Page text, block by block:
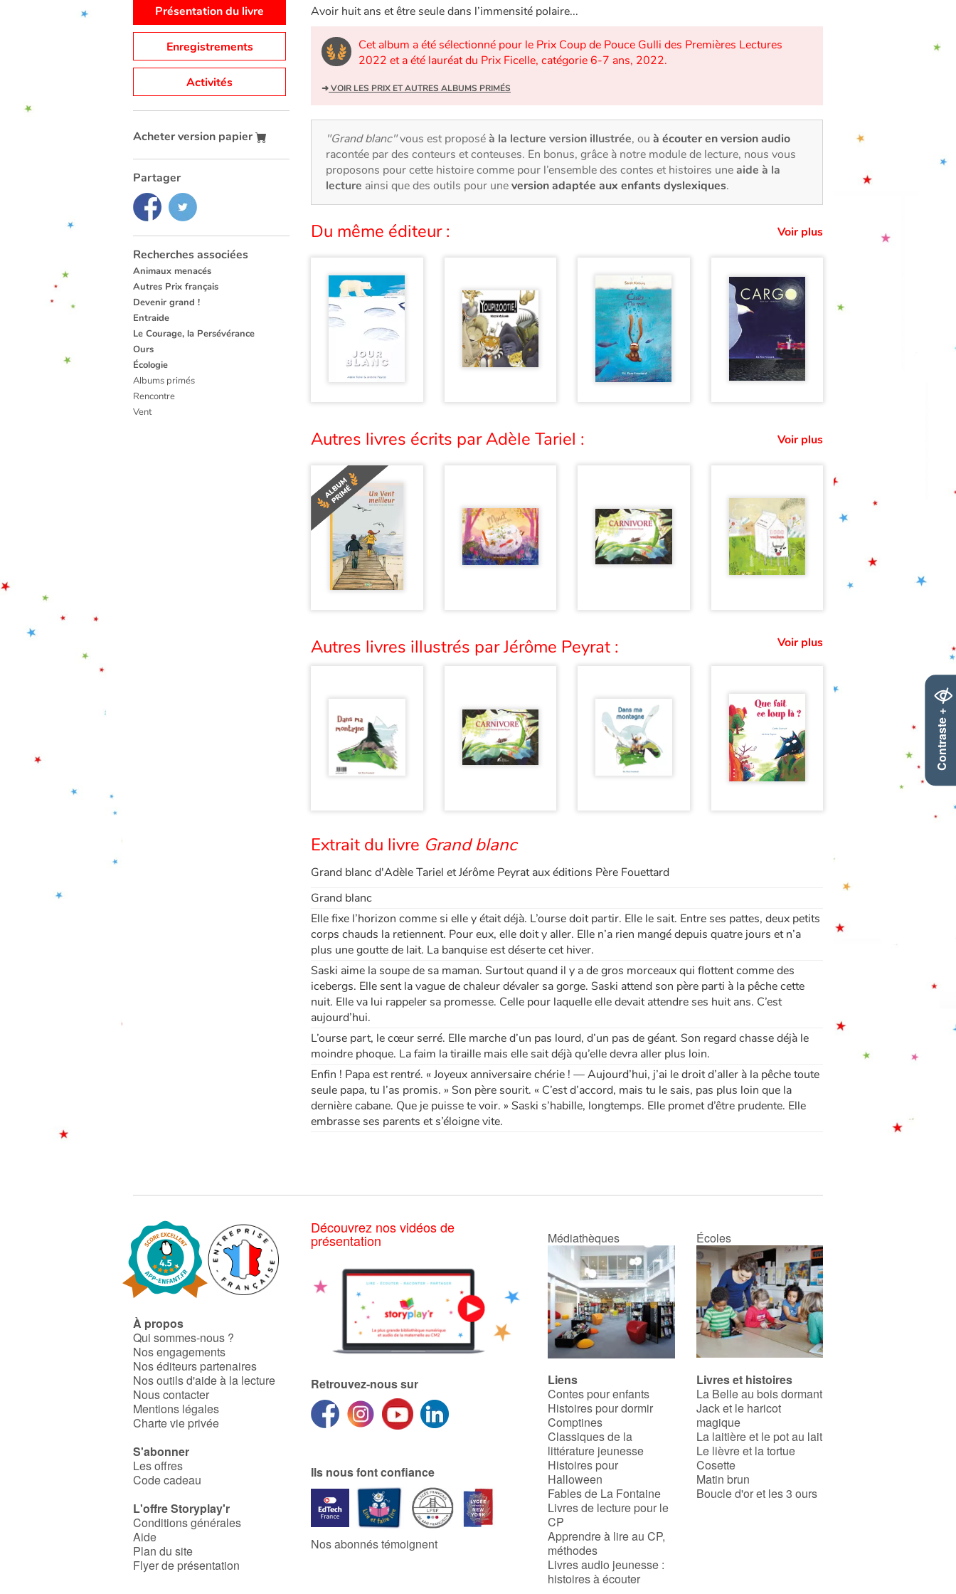
Contraste +
Présentation du livre
Enregistrements
Activités
Acheter version papier
Partager
Recherches associées
Animaux menacés
Autres Prix français
Devenir grand !
Entraide
Le Courage, la Persévérance
Ours
Écologie
Albums primés
Rencontre
Vent
Avoir huit ans et être seule dans l’immensité polaire...
Cet album a été sélectionné pour le Prix Coup de Pouce Gulli des Premières Lectures
2022 et a été lauréat du Prix Ficelle, catégorie 6-7 ans, 2022.
➜VOIR LES PRIX ET AUTRES ALBUMS PRIMÉS
"Grand blanc"vous est proposéà la lecture version illustrée, ou à écouter en version audio
racontée par des conteurs et conteuses. En bonus, grâce à notre module de lecture, nous vous
proposons pour cette histoire comme pour l’ensemble des contes et histoires uneaide à la
lecture ainsi que des outils pour uneversion adaptée aux enfants dyslexiques.
Du même éditeur : Voir plus
Autres livres écrits par Adèle Tariel : Voir plus
Autres livres illustrés par Jérôme Peyrat : Voir plus
Extrait du livre Grand blanc
Grand blanc d'Adèle Tariel et Jérôme Peyrat aux éditions Père Fouettard
Grand blanc
Elle fixe l’horizon comme si elle y était déjà. L’ourse doit partir. Elle le sait. Entre ses pattes, deux petits
corps chauds la retiennent. Pour eux, elle doit y aller. Elle n’a rien mangé depuis quatre jours et n’a
plus une goutte de lait. La banquise est déserte cet hiver.
Saski aime la soupe de sa maman. Surtout quand il y a de gros morceaux qui flottent comme des
icebergs. Elle sent la vague de chaleur dévaler sa gorge. Saski attend son père parti à la pêche cette
nuit. Elle va lui rappeler sa promesse. Celle pour laquelle elle devait attendre ses huit ans. C’est
aujourd’hui.
L’ourse part, le cœur serré. Elle marche d’un pas lourd, d’un pas de géant. Son regard chasse déjà le
moindre phoque. La faim la tiraille mais elle sait déjà qu’elle devra aller plus loin.
Enfin ! Papa est rentré. « Joyeux anniversaire chérie ! — Aujourd’hui, j’ai le droit d’aller à la pêche toute
seule papa, tu l’as promis. » Son père sourit. « C’est d’accord, mais tu le sais, pas plus loin que la
dernière cabane. Que je puisse te voir. » Saski s’habille, longtemps. Elle promet d’être prudente. Elle
embrasse ses parents et s’éloigne vite.
À propos
Qui sommes-nous ?
Nos engagements
Nos éditeurs partenaires
Nos outils d'aide à la lecture
Nous contacter
Mentions légales
Charte vie privée
S'abonner
Les offres
Code cadeau
L'offre Storyplay'r
Conditions générales
Aide
Plan du site
Flyer de présentation
Découvrez nos vidéos de
présentation
Retrouvez-nous sur
Ils nous font confiance
Nos abonnés témoignent
Médiathèques Écoles
Liens
Contes pour enfants
Histoires pour dormir
Comptines
Classiques de la
littérature jeunesse
Histoires pour
Halloween
Fables de La Fontaine
Livres de lecture pour le
CP
Apprendre à lire au CP,
méthodes
Livres audio jeunesse :
histoires à écouter
Livres et histoires
La Belle au bois dormant
Jack et le haricot
magique
La laitière et le pot au lait
Le lièvre et la tortue
Cosette
Matin brun
Boucle d'or et les 3 ours